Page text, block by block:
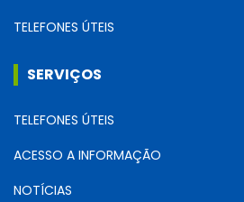
TELEFONES ÚTEIS
SERVIÇOS
TELEFONES ÚTEIS
ACESSO A INFORMAÇÃO
NOTÍCIAS